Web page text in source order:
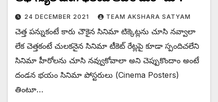
24 DECEMBER 2021 TEAM AKSHARA SATYAM
చెత్త పన్నుకంటే కారు చౌకైన సినిమా టిక్కెట్లను చూసి నవ్వాలా
లేక చెత్తకంటే చులకనైన సినిమా టీకెట్ రేట్లపై కూడా స్పందిచలేని
సినిమా హీరోలను చూసి నవ్వుకోవాలా అని చెప్పుకొందాం అంటే
దండన భయం సినిమా పోస్టరులు (Cinema Posters)
తింటూ…